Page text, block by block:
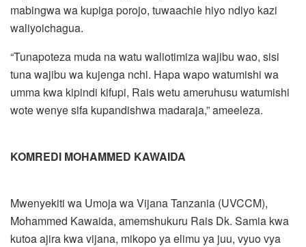
mabingwa wa kupiga porojo, tuwaachie hiyo ndiyo kazi
waliyoichagua.
“Tunapoteza muda na watu waliotimiza wajibu wao, sisi
tuna wajibu wa kujenga nchi. Hapa wapo watumishi wa
umma kwa kipindi kifupi, Rais wetu ameruhusu watumishi
wote wenye sifa kupandishwa madaraja,” ameeleza.
KOMREDI MOHAMMED KAWAIDA
Mwenyekiti wa Umoja wa Vijana Tanzania (UVCCM),
Mohammed Kawaida, amemshukuru Rais Dk. Samia kwa
kutoa ajira kwa vijana, mikopo ya elimu ya juu, vyuo vya